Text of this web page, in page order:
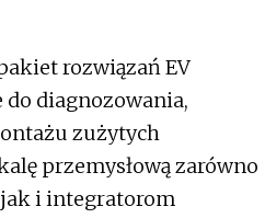
rozwiązań EV
do diagnozowania,
zużytych
przemysłową zarówno
i integratorom